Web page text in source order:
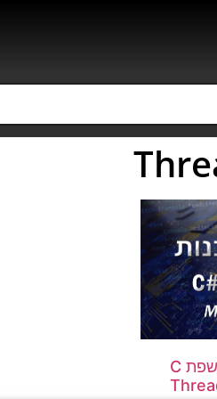
המדריך לתכנות מקבילי בשפת C